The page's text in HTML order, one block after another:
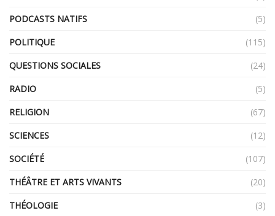
PODCASTS NATIFS
(5)
POLITIQUE
(115)
QUESTIONS SOCIALES
(24)
RADIO
(5)
RELIGION
(67)
SCIENCES
(12)
SOCIÉTÉ
(107)
THÉÂTRE ET ARTS VIVANTS
(20)
THÉOLOGIE
(3)